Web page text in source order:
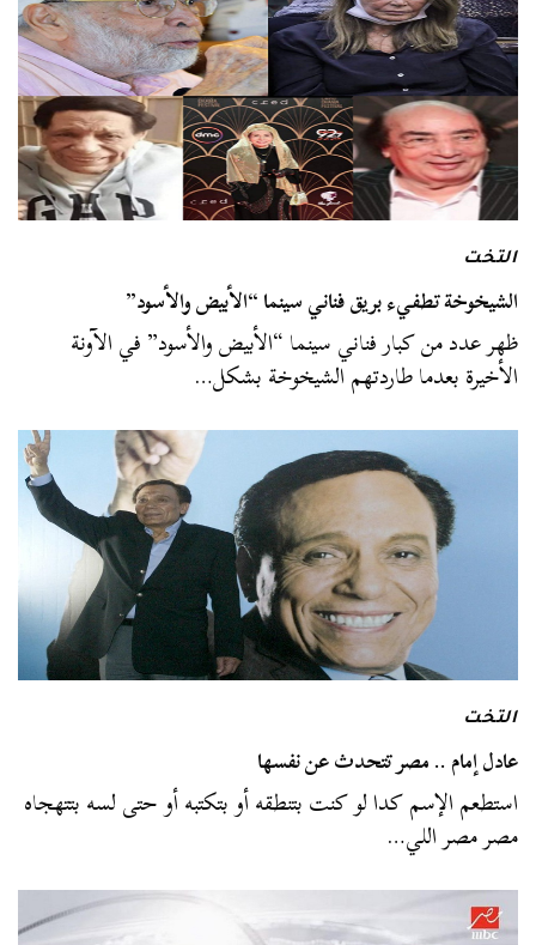
التخت
الشيخوخة تطفيء بريق فناني سينما “الأبيض والأسود”
ظهر عدد من كبار فناني سينما “الأبيض والأسود” في الآونة
الأخيرة بعدما طاردتهم الشيخوخة بشكل…
التخت
عادل إمام .. مصر تتحدث عن نفسها
استطعم الإسم كدا لو كنت بتنطقه أو بتكتبه أو حتى لسه بتتهجاه
مصر مصر اللي…